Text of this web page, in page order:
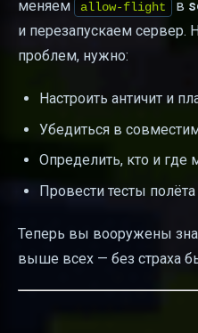
меняем
allow-flight в
и перезапускаем сервер.
проблем, нужно:
Настроить античит и
Убедиться в
Определить, кто и где
Провести тесты
Теперь вы вооружены
выше всех — без страха